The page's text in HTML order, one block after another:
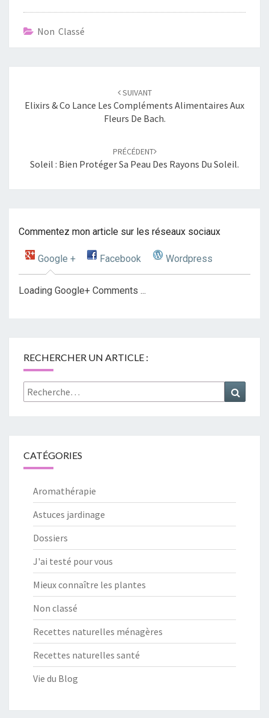
Non Classé
d'article
SUIVANT
Elixirs & Co Lance Les Compléments Alimentaires Aux
Fleurs De Bach.
PRÉCÉDENT
Soleil : Bien Protéger Sa Peau Des Rayons Du Soleil.
Commentez mon article sur les réseaux sociaux
Google + Facebook Wordpress
Loading Google+ Comments ...
RECHERCHER UN ARTICLE :
Rechercher :
CATÉGORIES
Aromathérapie
Astuces jardinage
Dossiers
J'ai testé pour vous
Mieux connaître les plantes
Non classé
Recettes naturelles ménagères
Recettes naturelles santé
Vie du Blog